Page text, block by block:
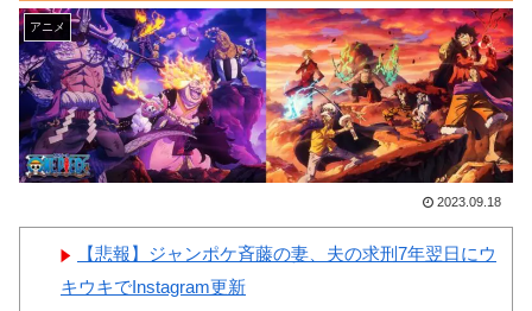
てしまう…
磁気嵐、地球由来のイオンが
主導…JAXAの衛星「あらせ」
が観測！
舌を絡ませて、唾液交換して
エッ画像♪
海外「日本よ、お前がナンバ
ーワンだ」 熊本地震直後の日
韓国人「昨日Jリーグで韓国
人選手絶対やってはいけないプ
レーで退場となる」
韓国人「日本人が絶対に違法
駐車をしない本当の理由がこち
ら…」→「これが正解」「その
通りだ…（ﾌﾞﾙﾌﾞﾙ」＝韓国の
反応
アニメ
2023.09.18
【悲報】ジャンポケ斉藤の妻、夫の求刑7年翌日にウ
キウキでInstagram更新